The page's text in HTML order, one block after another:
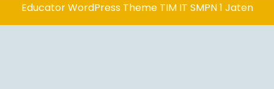
Educator WordPress ThemeTIM IT SMPN 1 Jaten